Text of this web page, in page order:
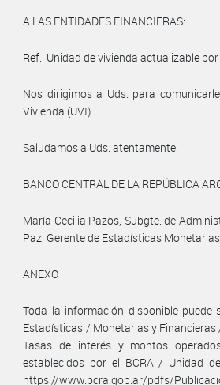
A LAS ENTIDADES FINANCIERAS:
Ref.: Unidad de vivienda actualizable por
Nos dirigimos a Uds. para
Vivienda (UVI).
Saludamos a Uds. atentamente.
BANCO CENTRAL DE LA REPÚBLICA
María Cecilia Pazos, Subgte. de
Paz, Gerente de Estadísticas
ANEXO
Toda la información disponible puede
Estadísticas / Monetarias y
Tasas de interés y montos
establecidos por el BCRA / Unidad
https://www.bcra.gob.ar/pdfs/